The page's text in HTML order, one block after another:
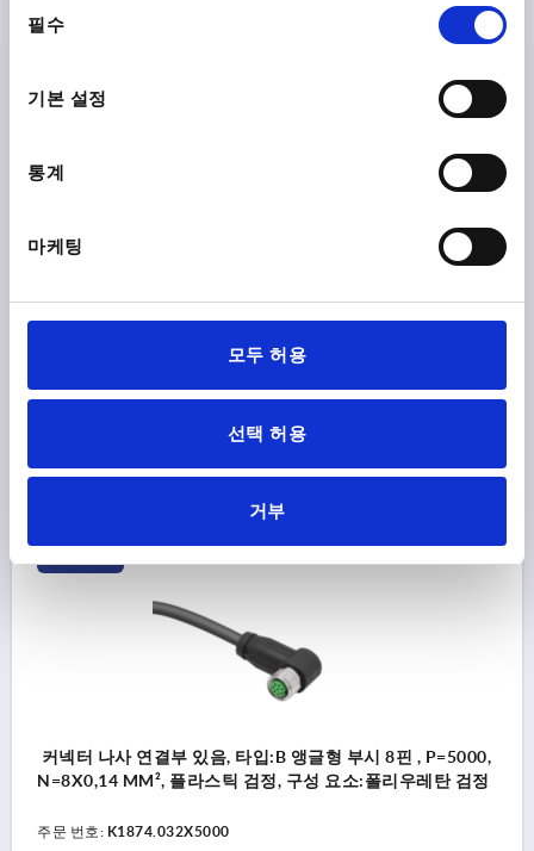
필수
기본 설정
통계
마케팅
모두 허용
선택 허용
거부
₩30,030
부가세 별도
세부 사항
커넥터 나사 연결부 있음, 타입:B 앵글형 부시 8핀 , P=3000,
주문 번호:K1874.032X3000
부가세 별도
세부 사항
커넥터 나사 연결부 있음, 타입:B 앵글형 부시 8핀 , P=5000,
N=8X0,14 MM², 플라스틱 검정, 구성 요소:폴리우레탄 검정
주문 번호: K1874.032X5000